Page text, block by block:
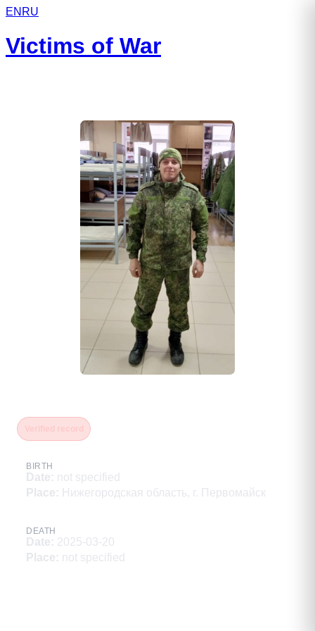
EN RU
Victims of War
BIRTH
Date: not specified
Place: Нижегородская область, г. Первомайск
DEATH
Date: 2025-03-20
Place: not specified